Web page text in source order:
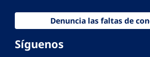
Denuncia las faltas de
Síguenos